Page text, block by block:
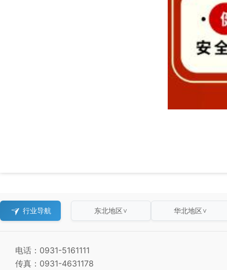
行业导航 东北地区 ∨ 华北地区 ∨
电话：0931-5161111
传真：0931-4631178